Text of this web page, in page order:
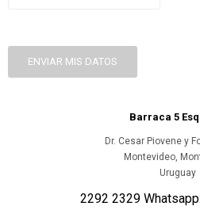
ENVIAR MIS DATOS
Barraca 5
Dr. Cesar Piovene y
Montevideo,
Uruguay
2292 2329